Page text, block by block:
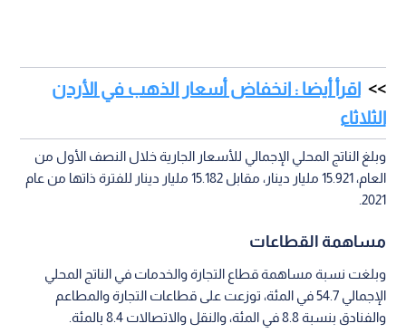
اقرأ أيضا : انخفاض أسعار الذهب في الأردن
الثلاثاء
وبلغ الناتج المحلي الإجمالي للأسعار الجارية خلال النصف الأول من
العام، 15.921 مليار دينار، مقابل 15.182 مليار دينار للفترة ذاتها من عام
2021.
مساهمة القطاعات
وبلغت نسبة مساهمة قطاع التجارة والخدمات في الناتج المحلي
الإجمالي 54.7 في المئة، توزعت على قطاعات التجارة والمطاعم
والفنادق بنسبة 8.8 في المئة، والنقل والاتصالات 8.4 بالمئة.